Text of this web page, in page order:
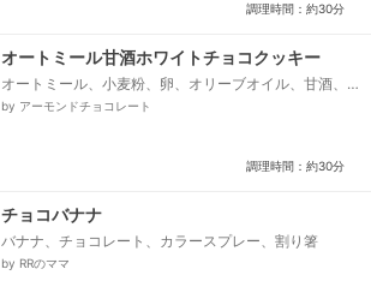
調理時間：約30分
オートミール甘酒ホワイトチョコクッキー
オートミール、小麦粉、卵、オリーブオイル、甘酒、
ホワイトチョコレート、くるみ
by アーモンドチョコレート
調理時間：約30分
チョコバナナ
バナナ、チョコレート、カラースプレー、割り箸
by RRのママ